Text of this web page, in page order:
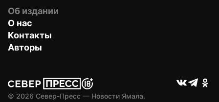
Об издании
О нас
Контакты
Авторы
© 2026 Север-Пресс — Новости Ямала.